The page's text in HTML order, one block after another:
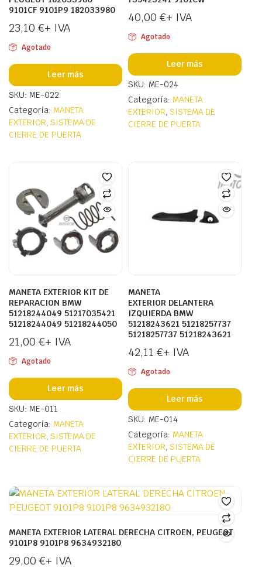
9101CF 9101P9 182033980
23,10 €+ IVA
Agotado
Leer más
SKU: ME-022
Categoría: MANETA
EXTERIOR SISTEMA DE
CIERRE DE PUERTA
40,00 €+ IVA
Agotado
Leer más
SKU: ME-024
Categoría: MANETA
EXTERIOR SISTEMA DE
CIERRE DE PUERTA
MANETA EXTERIOR KIT DE
REPARACION BMW
51218244049 51217035421
51218244049 51218244050
21,00 €+ IVA
Agotado
Leer más
SKU: ME-011
Categoría: MANETA
EXTERIOR SISTEMA DE
CIERRE DE PUERTA
MANETA
EXTERIOR DELANTERA
IZQUIERDA BMW
51218243621 51218257737
51218257737 51218243621
42,11 €+ IVA
Agotado
Leer más
SKU: ME-014
Categoría: MANETA
EXTERIOR SISTEMA DE
CIERRE DE PUERTA
MANETA EXTERIOR LATERAL DERECHA CITROEN, PEUGEOT
9101P8 9101P8 9634932180
29,00 €+ IVA